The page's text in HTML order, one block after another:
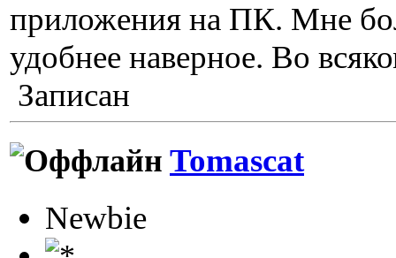
приложения на ПК. Мне
удобнее наверное. Во
Записан
Tomascat
Newbie